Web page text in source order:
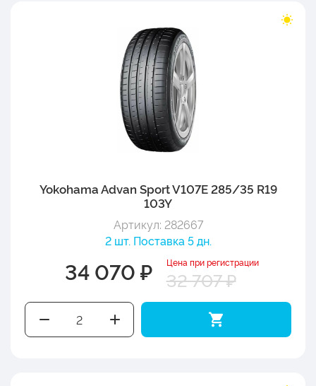
Yokohama Advan Sport V107E 285/35 R19
103Y
Артикул: 282667
2 шт. Поставка 5 дн.
34 070 ₽ Цена при регистрации
32 707 ₽